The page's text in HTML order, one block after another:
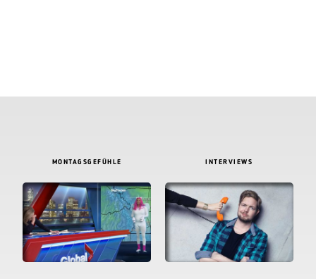
MONTAGSGEFÜHLE INTERVIEWS